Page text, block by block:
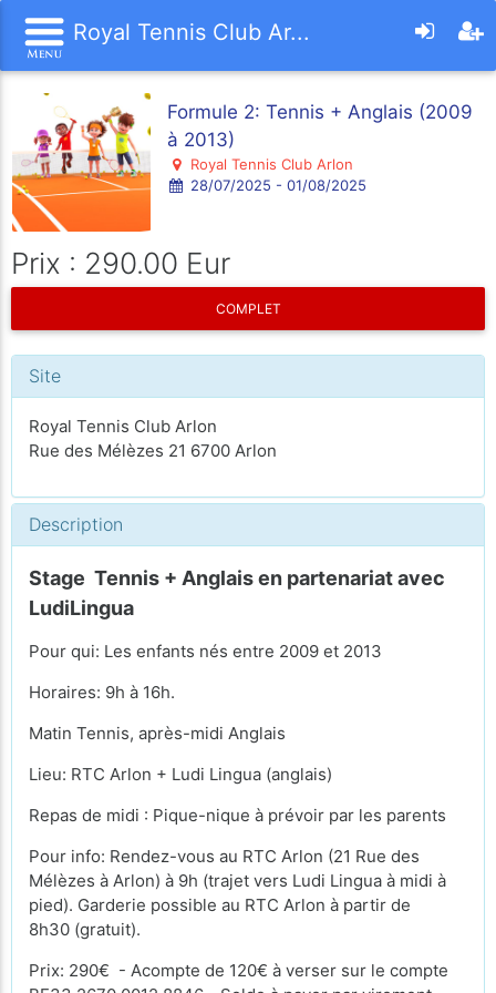
Royal Tennis Club Ar...
Formule 2: Tennis + Anglais (2009
à 2013)
Royal Tennis Club Arlon
28/07/2025 - 01/08/2025
Prix : 290.00 Eur
COMPLET
Site
Royal Tennis Club Arlon
Rue des Mélèzes 21 6700 Arlon
Description
Stage Tennis + Anglais en partenariat avec
LudiLingua
Pour qui: Les enfants nés entre 2009 et 2013
Horaires: 9h à 16h.
Matin Tennis, après-midi Anglais
Lieu: RTC Arlon + Ludi Lingua (anglais)
Repas de midi : Pique-nique à prévoir par les parents
Pour info: Rendez-vous au RTC Arlon (21 Rue des
Mélèzes à Arlon) à 9h (trajet vers Ludi Lingua à midi à
pied). Garderie possible au RTC Arlon à partir de
8h30 (gratuit).
Prix: 290€ - Acompte de 120€ à verser sur le compte